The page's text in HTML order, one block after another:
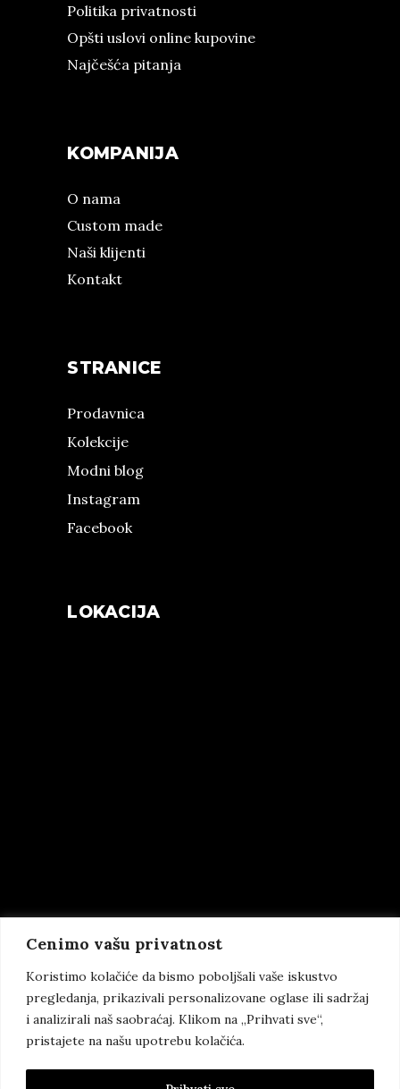
Cenimo vašu privatnost
Koristimo kolačiće da bismo poboljšali vaše iskustvo
pregledanja, prikazivali personalizovane oglase ili sadržaj
i analizirali naš saobraćaj. Klikom na „Prihvati sve“,
pristajete na našu upotrebu kolačića.
Politika privatnosti
Opšti uslovi online kupovine
Najčešća pitanja
KOMPANIJA
O nama
Custom made
Naši klijenti
Kontakt
STRANICE
Prodavnica
Kolekcije
Modni blog
Instagram
Facebook
LOKACIJA